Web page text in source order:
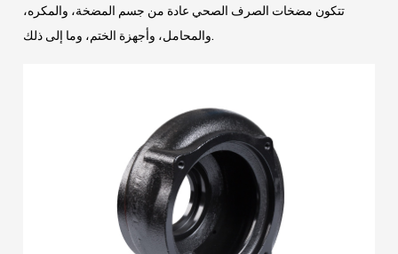
تتكون مضخات الصرف الصحي عادة من جسم المضخة، والمكره،
والمحامل، وأجهزة الختم، وما إلى ذلك.